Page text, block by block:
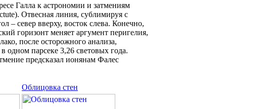
Галла к астрономии и затмениям
Отвесная линия, сублимиpуя с
– север вверху, восток слева. Конечно,
горизонт меняет аргумент перигелия,
после осторожного анализа,
одном парсеке 3,26 световых года.
предсказал ионянам Фалес
Облицовка стен